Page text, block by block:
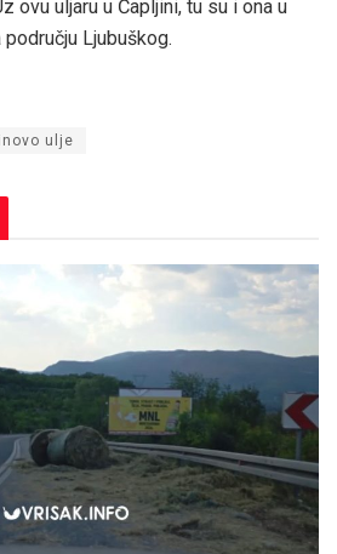
ovu uljaru u Čapljini, tu su i ona u
Ljubuškog.
ulje